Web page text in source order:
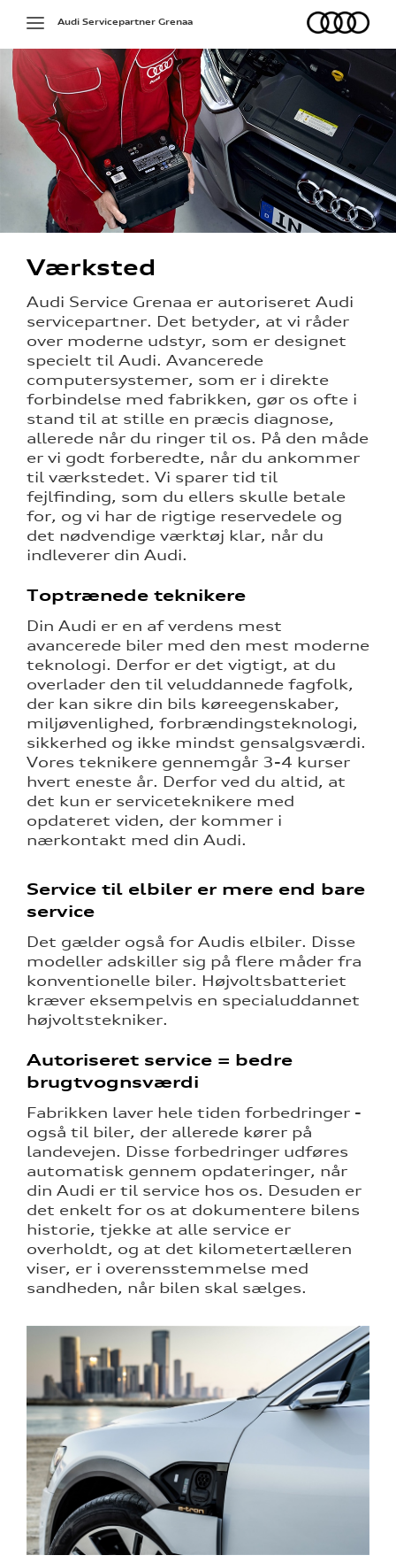
værkstedet
services
og
5 år?
elbiler
til
Toggle
navigation
Audi
Audi Servicepartner Grenaa
Værksted
Audi Service Grenaa er autoriseret Audi
servicepartner. Det betyder, at vi råder
over moderne udstyr, som er designet
specielt til Audi. Avancerede
computersystemer, som er i direkte
forbindelse med fabrikken, gør os ofte i
stand til at stille en præcis diagnose,
allerede når du ringer til os. På den måde
er vi godt forberedte, når du ankommer
til værkstedet. Vi sparer tid til
fejlfinding, som du ellers skulle betale
for, og vi har de rigtige reservedele og
det nødvendige værktøj klar, når du
indleverer din Audi.
Toptrænede teknikere
Din Audi er en af verdens mest
avancerede biler med den mest moderne
teknologi. Derfor er det vigtigt, at du
overlader den til veluddannede fagfolk,
der kan sikre din bils køreegenskaber,
miljøvenlighed, forbrændingsteknologi,
sikkerhed og ikke mindst gensalgsværdi.
Vores teknikere gennemgår 3-4 kurser
hvert eneste år. Derfor ved du altid, at
det kun er serviceteknikere med
opdateret viden, der kommer i
nærkontakt med din Audi.
Service til elbiler er mere end bare
service
Det gælder også for Audis elbiler. Disse
modeller adskiller sig på flere måder fra
konventionelle biler. Højvoltsbatteriet
kræver eksempelvis en specialuddannet
højvoltstekniker.
Autoriseret service = bedre
brugtvognsværdi
Fabrikken laver hele tiden forbedringer -
også til biler, der allerede kører på
landevejen. Disse forbedringer udføres
automatisk gennem opdateringer, når
din Audi er til service hos os. Desuden er
det enkelt for os at dokumentere bilens
historie, tjekke at alle service er
overholdt, og at det kilometertælleren
viser, er i overensstemmelse med
sandheden, når bilen skal sælges.